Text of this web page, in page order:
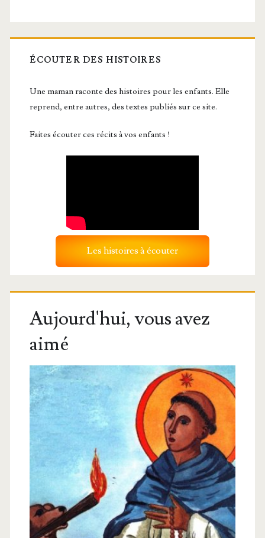
ÉCOUTER DES HISTOIRES
Une maman raconte des histoires pour les enfants. Elle
reprend, entre autres, des textes publiés sur ce site.
Faites écouter ces récits à vos enfants !
Les histoires à écouter
Aujourd'hui, vous avez
aimé